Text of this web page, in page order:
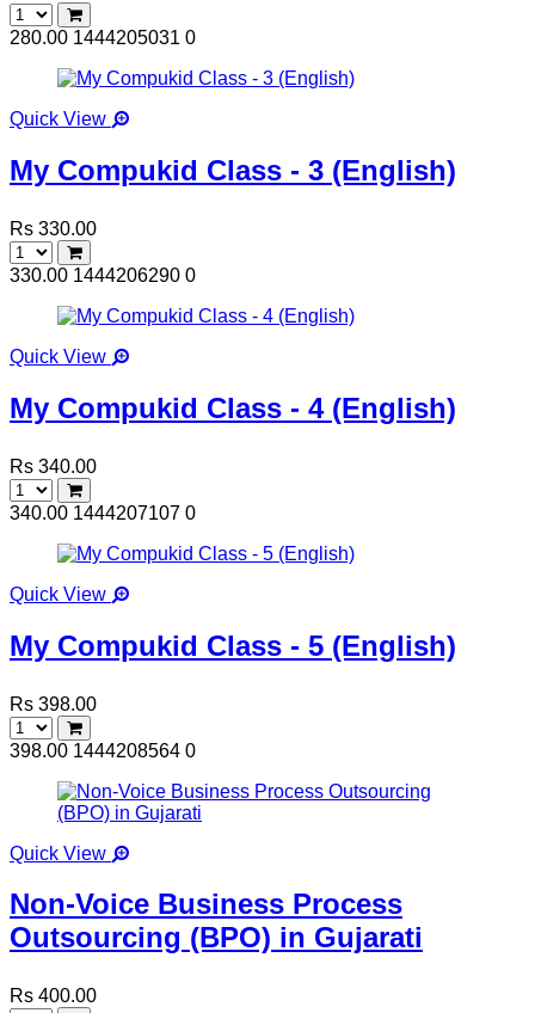
280.00 1444205031 0
Quick View
My Compukid Class - 3 (English)
Rs 330.00
330.00 1444206290 0
Quick View
My Compukid Class - 4 (English)
Rs 340.00
340.00 1444207107 0
Quick View
My Compukid Class - 5 (English)
Rs 398.00
398.00 1444208564 0
Quick View
Non-Voice Business Process
Outsourcing (BPO) in Gujarati
Rs 400.00